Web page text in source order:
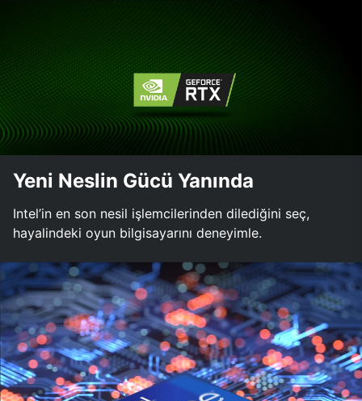
Yeni Neslin Gücü Yanında
Intel’in en son nesil işlemcilerinden dilediğini seç,
hayalindeki oyun bilgisayarını deneyimle.